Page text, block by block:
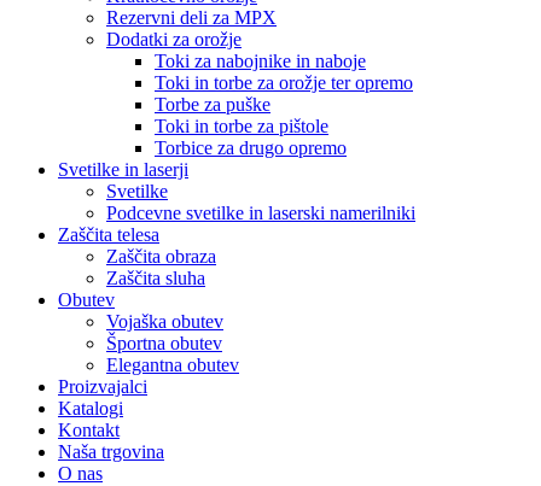
Rezervni deli za MPX
Dodatki za orožje
Toki za nabojnike in naboje
Toki in torbe za orožje ter opremo
Torbe za puške
Toki in torbe za pištole
Torbice za drugo opremo
Svetilke in laserji
Svetilke
Podcevne svetilke in laserski namerilniki
Zaščita telesa
Zaščita obraza
Zaščita sluha
Obutev
Vojaška obutev
Športna obutev
Elegantna obutev
Proizvajalci
Katalogi
Kontakt
Naša trgovina
O nas